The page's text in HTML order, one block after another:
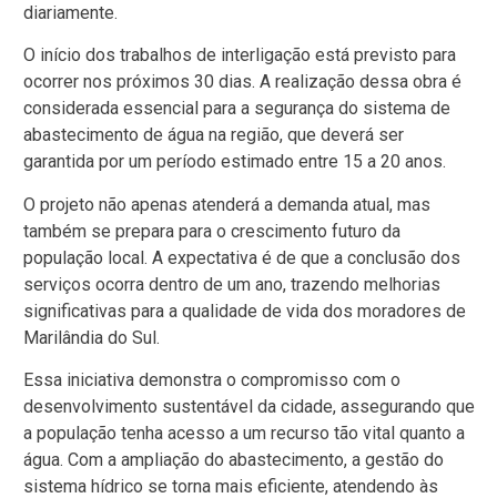
diariamente.
O início dos trabalhos de interligação está previsto para
ocorrer nos próximos 30 dias. A realização dessa obra é
considerada essencial para a segurança do sistema de
abastecimento de água na região, que deverá ser
garantida por um período estimado entre 15 a 20 anos.
O projeto não apenas atenderá a demanda atual, mas
também se prepara para o crescimento futuro da
população local. A expectativa é de que a conclusão dos
serviços ocorra dentro de um ano, trazendo melhorias
significativas para a qualidade de vida dos moradores de
Marilândia do Sul.
Essa iniciativa demonstra o compromisso com o
desenvolvimento sustentável da cidade, assegurando que
a população tenha acesso a um recurso tão vital quanto a
água. Com a ampliação do abastecimento, a gestão do
sistema hídrico se torna mais eficiente, atendendo às